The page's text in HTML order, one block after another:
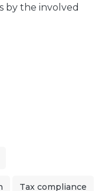
by the involved
Tax compliance